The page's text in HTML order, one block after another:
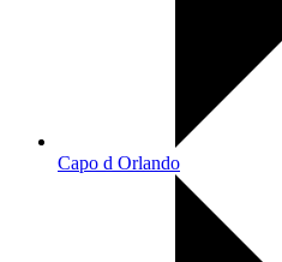
Capo d Orlando